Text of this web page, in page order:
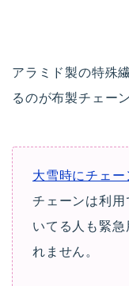
アラミド製の特殊
るのが布製チェー
大雪時にチェ
チェーンは利
いてる人も緊
れません。